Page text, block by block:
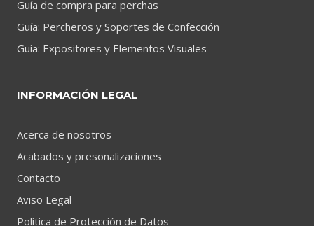
Guía de compra para perchas
Guía: Percheros y Soportes de Confección
Guía: Expositores y Elementos Visuales
INFORMACIÓN LEGAL
Acerca de nosotros
Acabados y presonalizaciones
Contacto
Aviso Legal
Política de Protección de Datos